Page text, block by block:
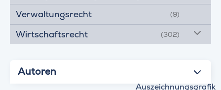
Verwaltungsrecht (9)
Wirtschaftsrecht (302)
Autoren